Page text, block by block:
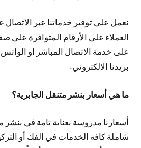
نعمل على توفير خدماتنا عبر
العملاء على الأرقام المتوافرة على
على خدمة الاتصال المباشر او
بريدنا الالكتروني.
ما هي أسعار بنشر متنقل الجابرية؟
أسعارنا مدروسة بعناية تامة في بنشر
شاملة كافة الخدمات في الفك أو